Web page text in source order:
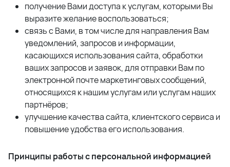
получение Вами доступа к услугам, которыми Вы
выразите желание воспользоваться;
связь с Вами, в том числе для направления Вам
уведомлений, запросов и информации,
касающихся использования сайта, обработки
ваших запросов и заявок, для отправки Вам по
электронной почте маркетинговых сообщений,
относящихся к нашим услугам или услугам наших
партнёров;
улучшение качества сайта, клиентского сервиса и
повышение удобства его использования.
Принципы работы с персональной информацией